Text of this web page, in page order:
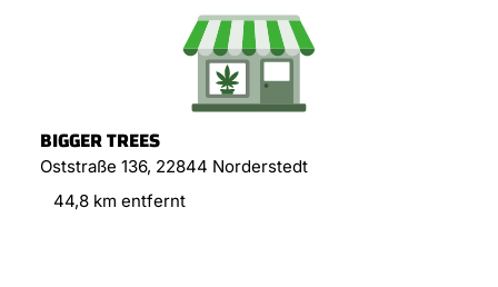
BIGGER TREES
Oststraße 136, 22844 Norderstedt
44,8 km entfernt